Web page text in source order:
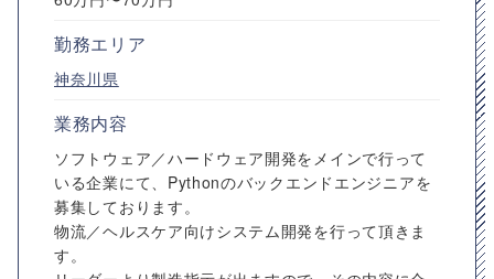
勤務エリア
神奈川県
業務内容
ソフトウェア／ハードウェア開発をメインで行って
いる企業にて、Pythonのバックエンドエンジニアを
募集しております。
物流／ヘルスケア向けシステム開発を行って頂きま
す。